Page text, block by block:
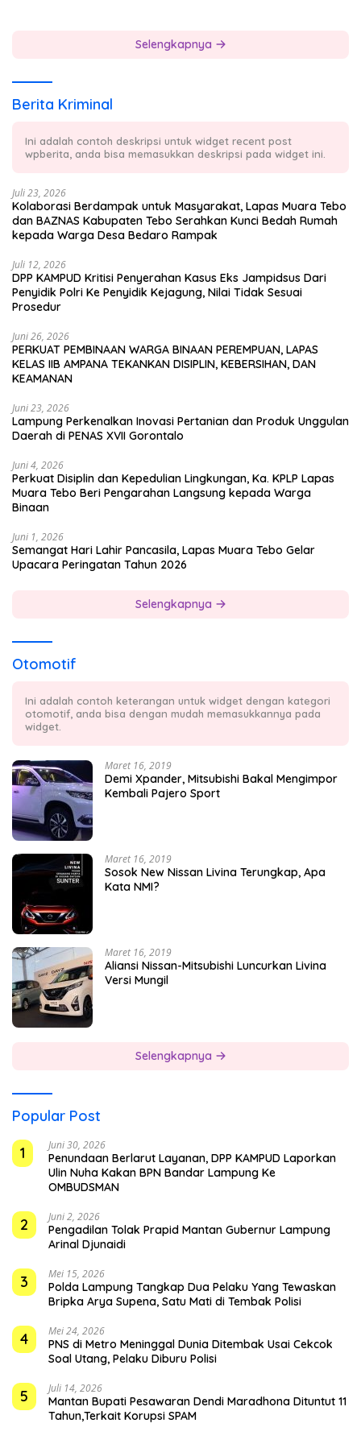
Selengkapnya
Berita Kriminal
Ini adalah contoh deskripsi untuk widget recent post
wpberita, anda bisa memasukkan deskripsi pada widget ini.
Juli 23, 2026
Kolaborasi Berdampak untuk Masyarakat, Lapas Muara Tebo
dan BAZNAS Kabupaten Tebo Serahkan Kunci Bedah Rumah
kepada Warga Desa Bedaro Rampak
Juli 12, 2026
DPP KAMPUD Kritisi Penyerahan Kasus Eks Jampidsus Dari
Penyidik Polri Ke Penyidik Kejagung, Nilai Tidak Sesuai
Prosedur
Juni 26, 2026
PERKUAT PEMBINAAN WARGA BINAAN PEREMPUAN, LAPAS
KELAS IIB AMPANA TEKANKAN DISIPLIN, KEBERSIHAN, DAN
KEAMANAN
Juni 23, 2026
Lampung Perkenalkan Inovasi Pertanian dan Produk Unggulan
Daerah di PENAS XVII Gorontalo
Juni 4, 2026
Perkuat Disiplin dan Kepedulian Lingkungan, Ka. KPLP Lapas
Muara Tebo Beri Pengarahan Langsung kepada Warga
Binaan
Juni 1, 2026
Semangat Hari Lahir Pancasila, Lapas Muara Tebo Gelar
Upacara Peringatan Tahun 2026
Selengkapnya
Otomotif
Ini adalah contoh keterangan untuk widget dengan kategori
otomotif, anda bisa dengan mudah memasukkannya pada
widget.
Maret 16, 2019
Demi Xpander, Mitsubishi Bakal Mengimpor
Kembali Pajero Sport
Maret 16, 2019
Sosok New Nissan Livina Terungkap, Apa
Kata NMI?
Maret 16, 2019
Aliansi Nissan-Mitsubishi Luncurkan Livina
Versi Mungil
Selengkapnya
Popular Post
1
Juni 30, 2026
Penundaan Berlarut Layanan, DPP KAMPUD Laporkan
Ulin Nuha Kakan BPN Bandar Lampung Ke
OMBUDSMAN
2 Juni 2, 2026
Pengadilan Tolak Prapid Mantan Gubernur Lampung
Arinal Djunaidi
3 Mei 15, 2026
Polda Lampung Tangkap Dua Pelaku Yang Tewaskan
Bripka Arya Supena, Satu Mati di Tembak Polisi
4 Mei 24, 2026
PNS di Metro Meninggal Dunia Ditembak Usai Cekcok
Soal Utang, Pelaku Diburu Polisi
5 Juli 14, 2026
Mantan Bupati Pesawaran Dendi Maradhona Dituntut 11
Tahun,Terkait Korupsi SPAM